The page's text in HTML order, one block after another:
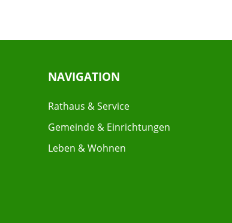
NAVIGATION
Rathaus & Service
Gemeinde & Einrichtungen
Leben & Wohnen